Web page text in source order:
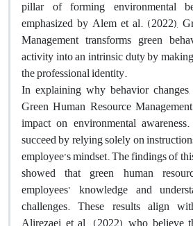
pillar of forming environmental
emphasized by Alem et al. (2022),
Management transforms green
activity into an intrinsic duty by
the professional identity.
In explaining why behavior
Green Human Resource
impact on environmental
succeed by relying solely on
employee’s mindset. The findings of
showed that green human
employees’ knowledge and
challenges. These results align